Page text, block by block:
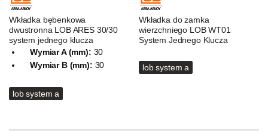
Wkładka bębenkowa
dwustronna LOB ARES 30/30
system jednego klucza
Wymiar A (mm): 30
Wymiar B (mm): 30
lob system a
Wkładka do zamka
wierzchniego LOB WT01
System Jednego Klucza
lob system a